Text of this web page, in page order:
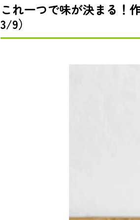
これ一つで味が決まる！
3/9）